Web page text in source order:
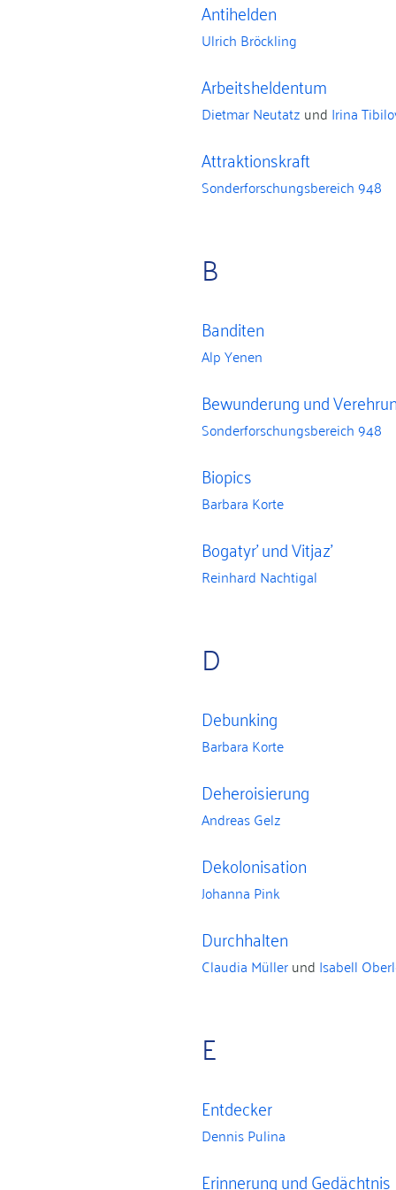
Antihelden
Ulrich Bröckling
Arbeitsheldentum
Dietmar Neutatz und Irina
Attraktionskraft
Sonderforschungsbereich 948
B
Banditen
Alp Yenen
Bewunderung und
Sonderforschungsbereich 948
Biopics
Barbara Korte
Bogatyr’ und Vitjaz’
Reinhard Nachtigal
D
Debunking
Barbara Korte
Deheroisierung
Andreas Gelz
Dekolonisation
Johanna Pink
Durchhalten
Claudia Müllerund Isabell
E
Entdecker
Dennis Pulina
Erinnerung und Gedächtnis